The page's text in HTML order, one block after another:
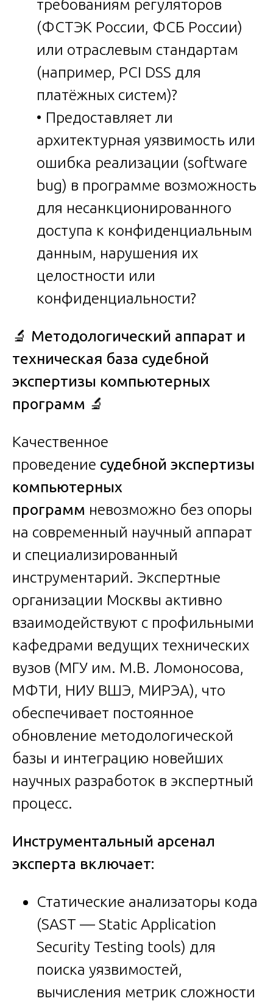
требованиям регуляторов
(ФСТЭК России, ФСБ России)
или отраслевым стандартам
(например, PCI DSS для
платёжных систем)?
• Предоставляет ли
архитектурная уязвимость или
ошибка реализации (software
bug) в программе возможность
для несанкционированного
доступа к конфиденциальным
данным, нарушения их
целостности или
конфиденциальности?
🔬 Методологический аппарат и
техническая база судебной
экспертизы компьютерных
программ 🔬
Качественное
проведение судебной экспертизы
компьютерных
программ невозможно без опоры
на современный научный аппарат
и специализированный
инструментарий. Экспертные
организации Москвы активно
взаимодействуют с профильными
кафедрами ведущих технических
вузов (МГУ им. М.В. Ломоносова,
МФТИ, НИУ ВШЭ, МИРЭА), что
обеспечивает постоянное
обновление методологической
базы и интеграцию новейших
научных разработок в экспертный
процесс.
Инструментальный арсенал
эксперта включает:
Статические анализаторы кода
(SAST — Static Application
Security Testing tools) для
поиска уязвимостей,
вычисления метрик сложности